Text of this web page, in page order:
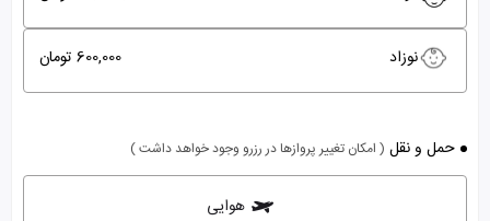
نوزاد 600,000 تومان
حمل و نقل ( امکان تغییر پروازها در رزرو وجود خواهد داشت )
هوایی